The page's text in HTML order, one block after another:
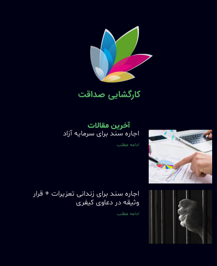
آخرین مقالات
اجاره سند برای سرمایه آزاد
ادامه مطلب
اجاره سند برای زندانی تعزیرات + قرار
وثیقه در دعاوی کیفری
ادامه مطلب